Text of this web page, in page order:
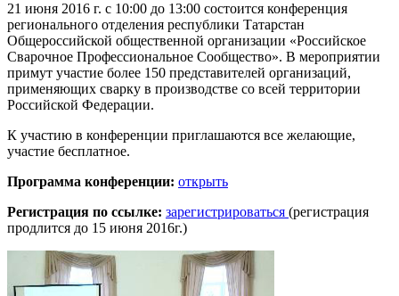
21 июня 2016 г. с 10:00 до 13:00 состоится конференция
регионального отделения республики Татарстан
Общероссийской общественной организации «Российское
Сварочное Профессиональное Сообщество». В мероприятии
примут участие более 150 представителей организаций,
применяющих сварку в производстве со всей территории
Российской Федерации.
К участию в конференции приглашаются все желающие,
участие бесплатное.
Программа конференции: открыть
Регистрация по ссылке: зарегистрироваться (регистрация
продлится до 15 июня 2016г.)